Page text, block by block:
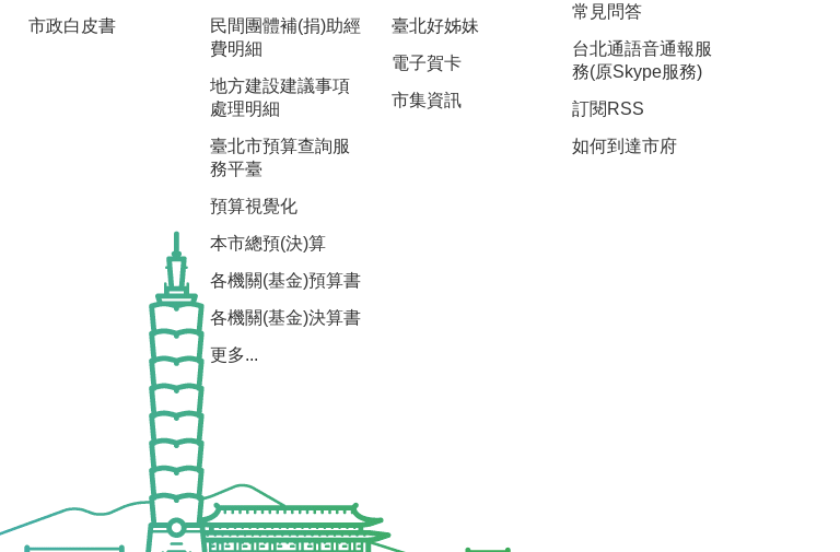
市政白皮書
民間團體補(捐)助經
費明細
地方建設建議事項
處理明細
臺北市預算查詢服
務平臺
預算視覺化
本市總預(決)算
各機關(基金)預算書
各機關(基金)決算書
更多...
臺北好姊妹
電子賀卡
市集資訊
常見問答
台北通語音通報服
務(原Skype服務)
訂閱RSS
如何到達市府